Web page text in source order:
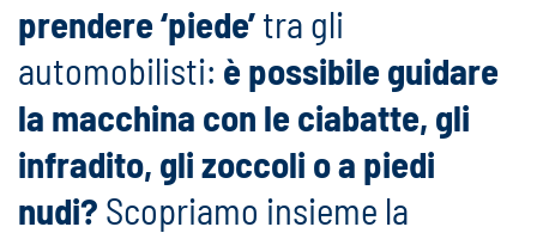
prendere ‘piede’tra gli
automobilisti: è possibile guidare
la macchina con le ciabatte, gli
infradito, gli zoccoli o a piedi
nudi? Scopriamo insieme la